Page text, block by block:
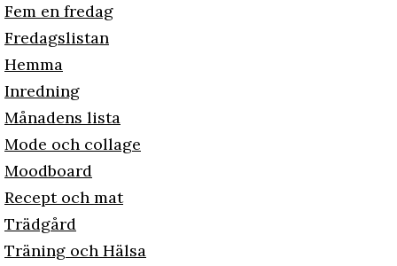
Fem en fredag
Fredagslistan
Hemma
Inredning
Månadens lista
Mode och collage
Moodboard
Recept och mat
Trädgård
Träning och Hälsa